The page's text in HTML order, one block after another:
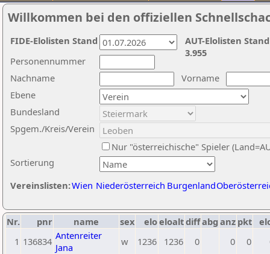
Willkommen bei den offiziellen
Nachname
Vorname
Ebene
Sortierung
Personennummer
Bundesland
Spgem./Kreis/Verein
Nur "österreichische" Spieler
Vereinslisten:Wien Niederösterreich Burgenland
AUT-Elolisten
3.955
FIDE-Elolisten Stand
Nr. pnr name sex eloeloaltdiffabg anz pkt
1 136834 Antenreiter
Jana
w 1236 1236 0 0 0